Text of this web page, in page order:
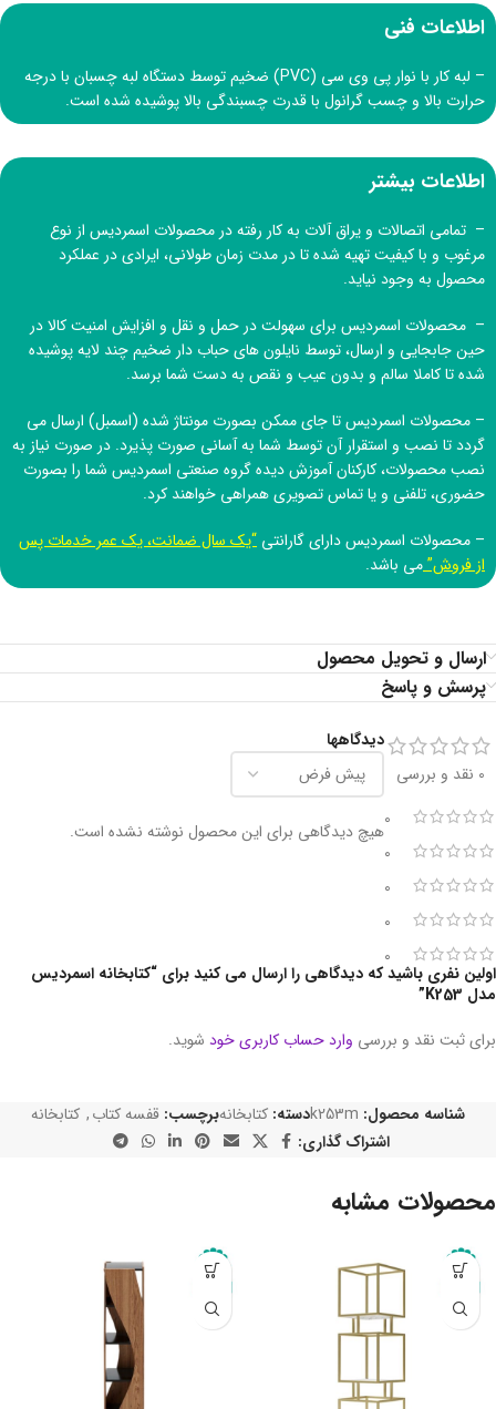
اطلاعات فنی
– لبه کار با نوار پی وی سی (PVC) ضخیم توسط دستگاه لبه چسبان با درجه
حرارت بالا و چسب گرانول با قدرت چسبندگی بالا پوشیده شده است.
اطلاعات بیشتر
– تمامی اتصالات و یراق آلات به کار رفته در محصولات اسمردیس از نوع
مرغوب و با کیفیت تهیه شده تا در مدت زمان طولانی، ایرادی در عملکرد
محصول به وجود نیاید.
– محصولات اسمردیس برای سهولت در حمل و نقل و افزایش امنیت کالا در
حین جابجایی و ارسال، توسط نایلون های حباب دار ضخیم چند لایه پوشیده
شده تا کاملا سالم و بدون عیب و نقص به دست شما برسد.
– محصولات اسمردیس تا جای ممکن بصورت مونتاژ شده (اسمبل) ارسال می
گردد تا نصب و استقرار آن توسط شما به آسانی صورت پذیرد. در صورت نیاز به
نصب محصولات، کارکنان آموزش دیدهگروه صنعتی اسمردیس شما را بصورت
حضوری، تلفنی و یا تماس تصویری همراهی خواهند کرد.
– محصولات اسمردیس دارای گارانتی “یک سال ضمانت، یک عمر خدمات پس
از فروش”می باشد.
ارسال و تحویل محصول
پرسش و پاسخ
0 نقد و بررسی
0
0
0
0
0
دیدگاهها
هیچ دیدگاهی برای این محصول نوشته نشده است.
اولین نفری باشید که دیدگاهی را ارسال می کنید برای “کتابخانه اسمردیس
مدل K253”
برای ثبت نقد و بررسی وارد حساب کاربری خود شوید.
شناسه محصول: k253mدسته: کتابخانهبرچسب: قفسه کتاب, کتابخانه
اشتراک گذاری:
محصولات مشابه
-10%